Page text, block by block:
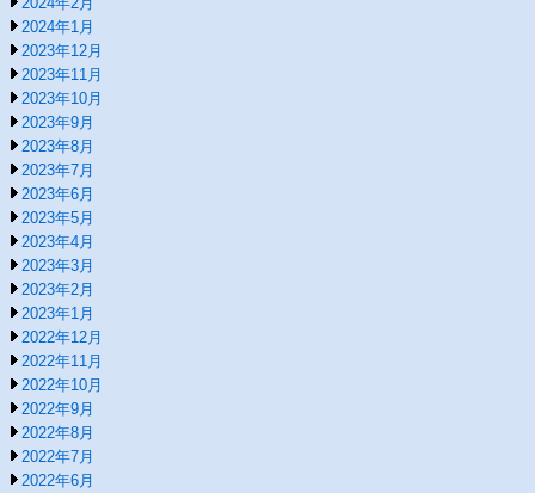
2024年1月
2023年12月
2023年11月
2023年10月
2023年9月
2023年8月
2023年7月
2023年6月
2023年5月
2023年4月
2023年3月
2023年2月
2023年1月
2022年12月
2022年11月
2022年10月
2022年9月
2022年8月
2022年7月
2022年6月